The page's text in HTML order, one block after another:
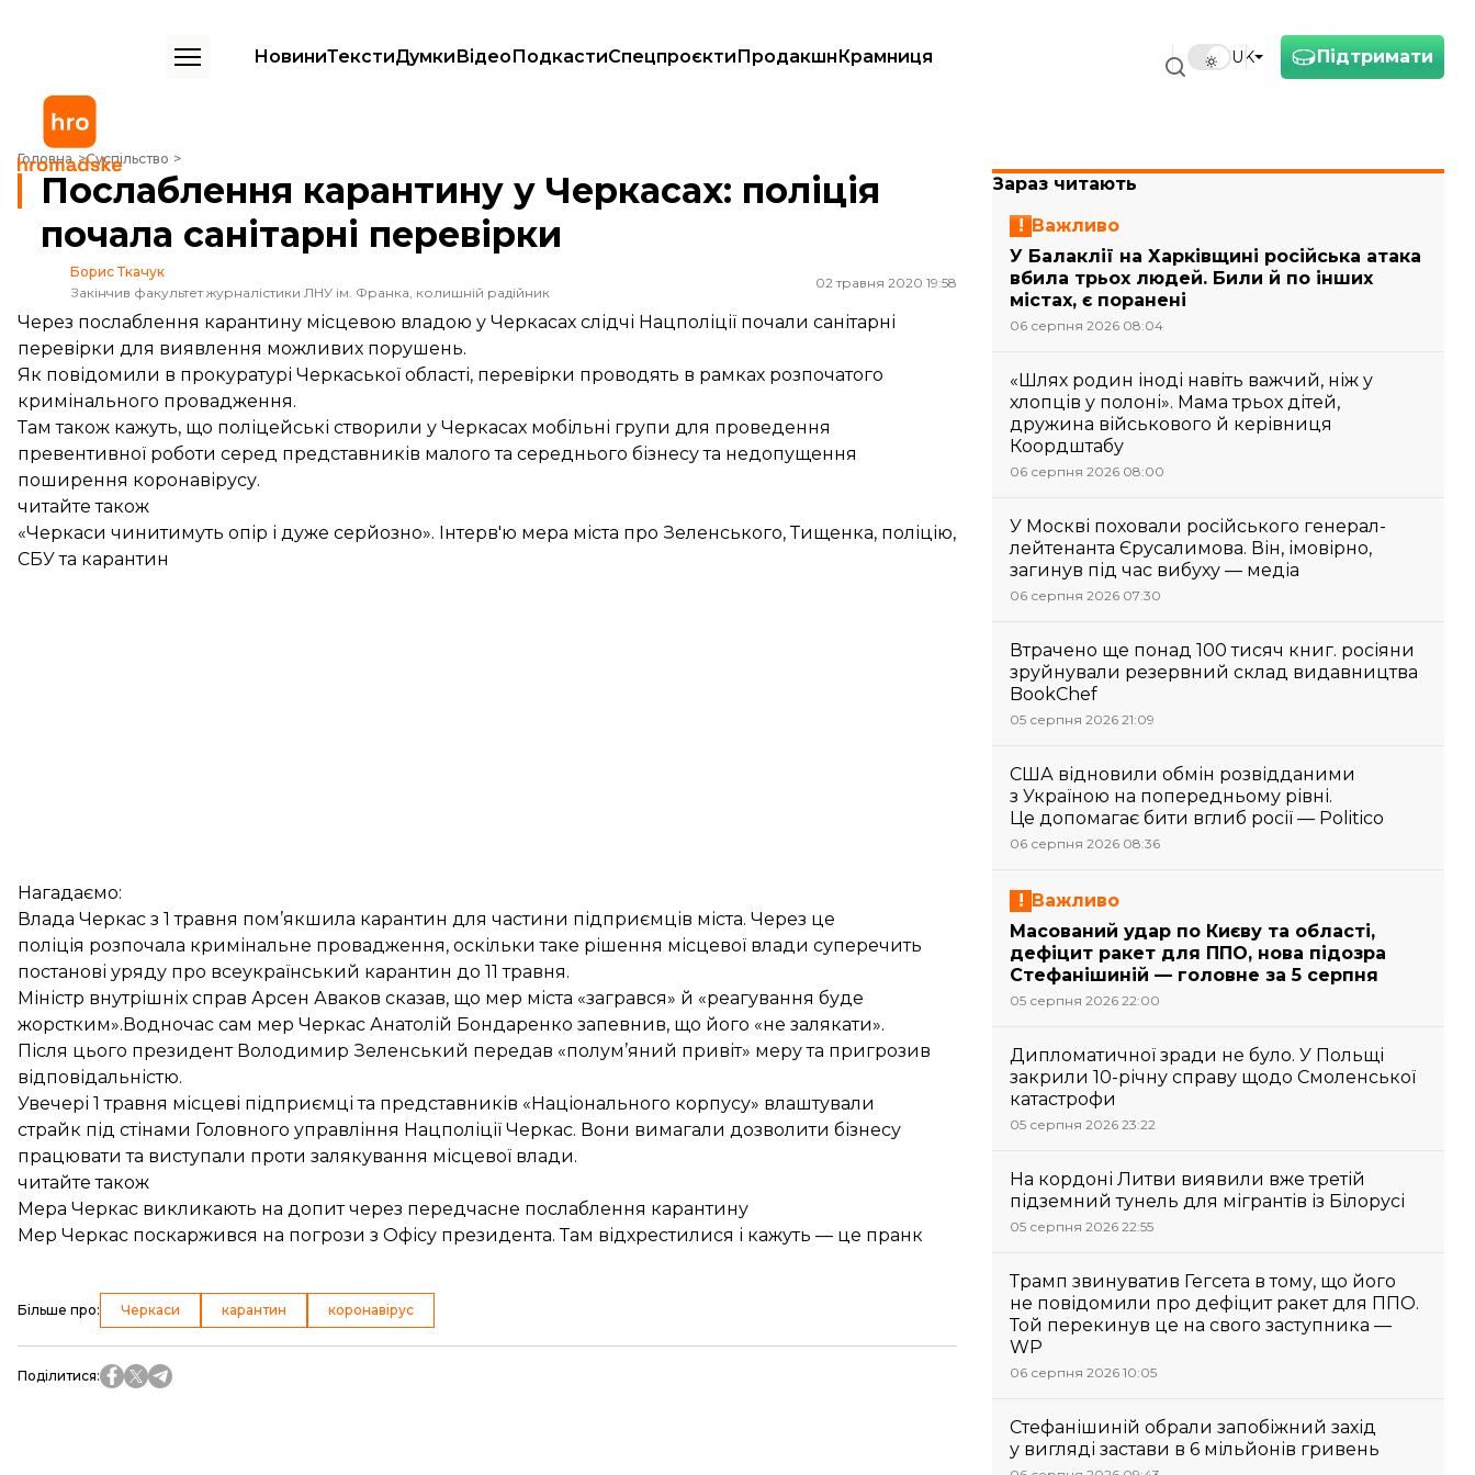
Підтримати
UK
НовиниТекстиДумкиВідеоПодкастиСпецпроєктиПродакшнКрамниця
Головна Суспільство
Послаблення карантину у Черкасах: поліція почала санітарні перевірки
Послаблення карантину у Черкасах: поліція
почала санітарні перевірки
Борис Ткачук
Закінчив факультет журналістики ЛНУ ім. Франка, колишній радійник
02 травня 2020 19:58
Через послаблення карантину місцевою владою у Черкасах слідчі Нацполіції почали санітарні
перевірки для виявлення можливих порушень.
Як повідомили в прокуратурі Черкаської області, перевірки проводять в рамках розпочатого
кримінального провадження.
Там також кажуть, що поліцейські створили у Черкасах мобільні групи для проведення
превентивної роботи серед представників малого та середнього бізнесу та недопущення
поширення коронавірусу.
читайте також
«Черкаси чинитимуть опір і дуже серйозно». Інтерв'ю мера міста про Зеленського, Тищенка, поліцію,
СБУ та карантин
Нагадаємо:
Влада Черкас з 1 травня пом’якшила карантин для частини підприємців міста. Через це
поліція розпочала кримінальне провадження, оскільки таке рішення місцевої влади суперечить
постанові уряду про всеукраїнський карантин до 11 травня.
Міністр внутрішніх справ Арсен Аваков сказав, що мер міста «загрався» й «реагування буде
жорстким».Водночас сам мер Черкас Анатолій Бондаренко запевнив, що його «не залякати».
Після цього президент Володимир Зеленський передав «полум’яний привіт» меру та пригрозив
відповідальністю.
Увечері 1 травня місцеві підприємці та представників «Національного корпусу» влаштували
страйк під стінами Головного управління Нацполіції Черкас. Вони вимагали дозволити бізнесу
працювати та виступали проти залякування місцевої влади.
читайте також
Мера Черкас викликають на допит через передчасне послаблення карантину
Мер Черкас поскаржився на погрози з Офісу президента. Там відхрестилися і кажуть — це пранк
Більше про: Черкаси карантин коронавірус
Поділитися:
Зараз читають
Важливо
У Балаклії на Харківщині російська атака
вбила трьох людей. Били й по інших
містах, є поранені
06 серпня 2026 08:04
«Шлях родин іноді навіть важчий, ніж у
хлопців у полоні». Мама трьох дітей,
дружина військового й керівниця
Коордштабу
06 серпня 2026 08:00
У Москві поховали російського генерал-
лейтенанта Єрусалимова. Він, імовірно,
загинув під час вибуху — медіа
06 серпня 2026 07:30
Втрачено ще понад 100 тисяч книг. росіяни
зруйнували резервний склад видавництва
BookChef
05 серпня 2026 21:09
США відновили обмін розвідданими
з Україною на попередньому рівні.
Це допомагає бити вглиб росії — Politico
06 серпня 2026 08:36
Важливо
Масований удар по Києву та області,
дефіцит ракет для ППО, нова підозра
Стефанішиній — головне за 5 серпня
05 серпня 2026 22:00
Дипломатичної зради не було. У Польщі
закрили 10-річну справу щодо Смоленської
катастрофи
05 серпня 2026 23:22
На кордоні Литви виявили вже третій
підземний тунель для мігрантів із Білорусі
05 серпня 2026 22:55
Трамп звинуватив Гегсета в тому, що його
не повідомили про дефіцит ракет для ППО.
Той перекинув це на свого заступника —
WP
06 серпня 2026 10:05
Стефанішиній обрали запобіжний захід
у вигляді застави в 6 мільйонів гривень